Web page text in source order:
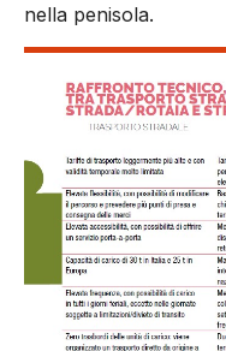
nella penisola.